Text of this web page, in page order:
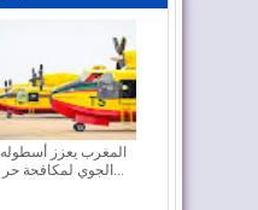
المغرب يعزز أسطوله
الجوي لمكافحة حر...